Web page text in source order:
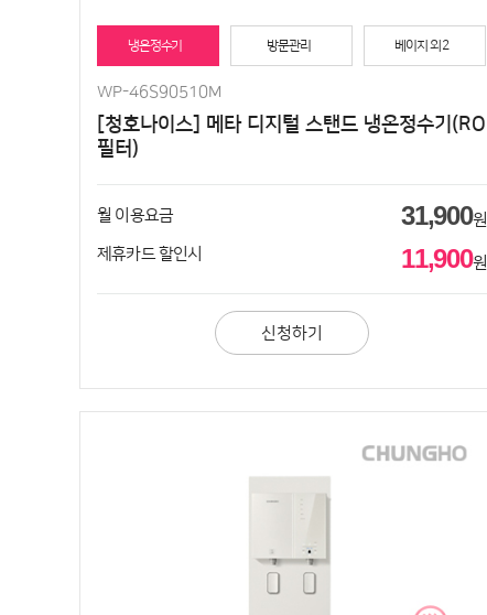
냉온정수기 방문관리 베이지 외 2
WP-46S90510M
[청호나이스] 메타 디지털 스탠드 냉온정수기(RO
필터)
월 이용요금 31,900원
제휴카드 할인시
11,900원
신청하기